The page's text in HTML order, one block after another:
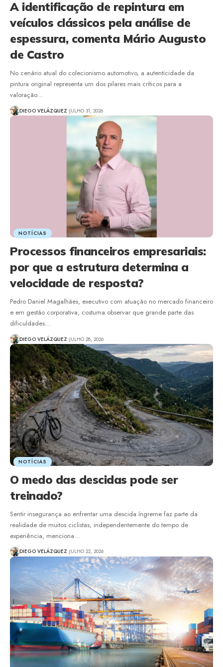
A identificação de repintura em
veículos clássicos pela análise de
espessura, comenta Mário Augusto
de Castro
No cenário atual do colecionismo automotivo, a autenticidade da
pintura original representa um dos pilares mais críticos para a
valoração…
DIEGO VELÁZQUEZ JULHO 31, 2026
NOTÍCIAS
Processos financeiros empresariais:
por que a estrutura determina a
velocidade de resposta?
Pedro Daniel Magalhães, executivo com atuação no mercado financeiro
e em gestão corporativa, costuma observar que grande parte das
dificuldades…
DIEGO VELÁZQUEZ JULHO 28, 2026
NOTÍCIAS
O medo das descidas pode ser
treinado?
Sentir insegurança ao enfrentar uma descida íngreme faz parte da
realidade de muitos ciclistas, independentemente do tempo de
experiência, menciona…
DIEGO VELÁZQUEZ JULHO 22, 2026